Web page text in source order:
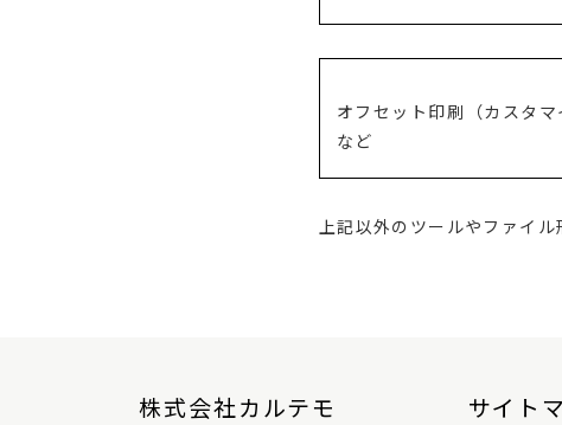
オフセット印刷（カスタ
など
上記以外のツールやファイル
株式会社カルテモ サイト